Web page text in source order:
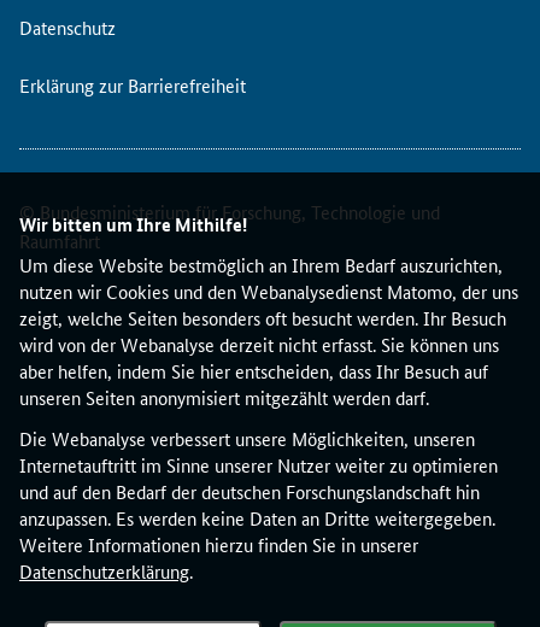
Wir bitten um Ihre Mithilfe!
Um diese Website bestmöglich an Ihrem Bedarf auszurichten,
nutzen wir Cookies und den Webanalysedienst Matomo, der uns
zeigt, welche Seiten besonders oft besucht werden. Ihr Besuch
wird von der Webanalyse derzeit nicht erfasst. Sie können uns
aber helfen, indem Sie hier entscheiden, dass Ihr Besuch auf
unseren Seiten anonymisiert mitgezählt werden darf.
Die Webanalyse verbessert unsere Möglichkeiten, unseren
Internetauftritt im Sinne unserer Nutzer weiter zu optimieren
und auf den Bedarf der deutschen Forschungslandschaft hin
anzupassen. Es werden keine Daten an Dritte weitergegeben.
Weitere Informationen hierzu finden Sie in unserer
Datenschutzerklärung.
Datenschutz
Erklärung zur Barrierefreiheit
© Bundesministerium für Forschung, Technologie und
Raumfahrt